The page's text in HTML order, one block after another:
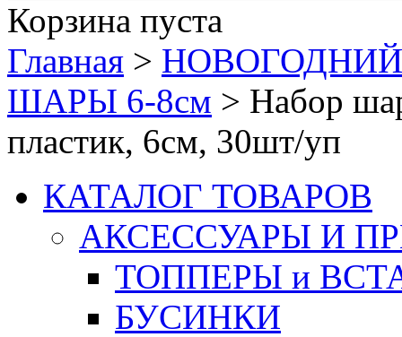
Корзина пуста
Главная >
ШАРЫ 6-8см > Набор
пластик, 6см, 30шт/уп
КАТАЛОГ ТОВАРОВ
АКСЕССУАРЫ И
ТОППЕРЫ и
БУСИНКИ